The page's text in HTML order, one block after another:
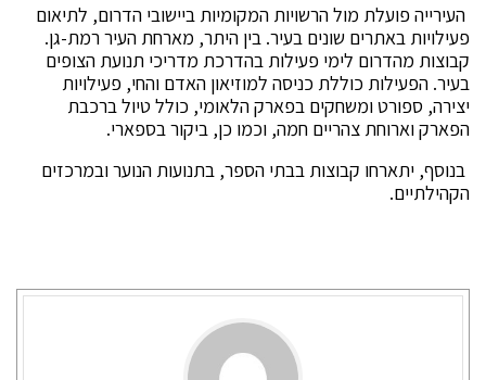
העירייה פועלת מול הרשויות המקומיות ביישובי הדרום, לתיאום
פעילויות באתרים שונים בעיר. בין היתר, מארחת העיר רמת-גן.
קבוצות מהדרום לימי פעילות בהדרכת מדריכי תנועת הצופים
בעיר. הפעילות כוללת כניסה למוזיאון האדם והחי, פעילויות
יצירה, ספורט ומשחקים בפארק הלאומי, כולל טיול ברכבת
הפארק וארוחת צהריים חמה, וכמו כן, ביקור בספארי.
בנוסף, יתארחו קבוצות בבתי הספר, בתנועות הנוער ובמרכזים
הקהילתיים.